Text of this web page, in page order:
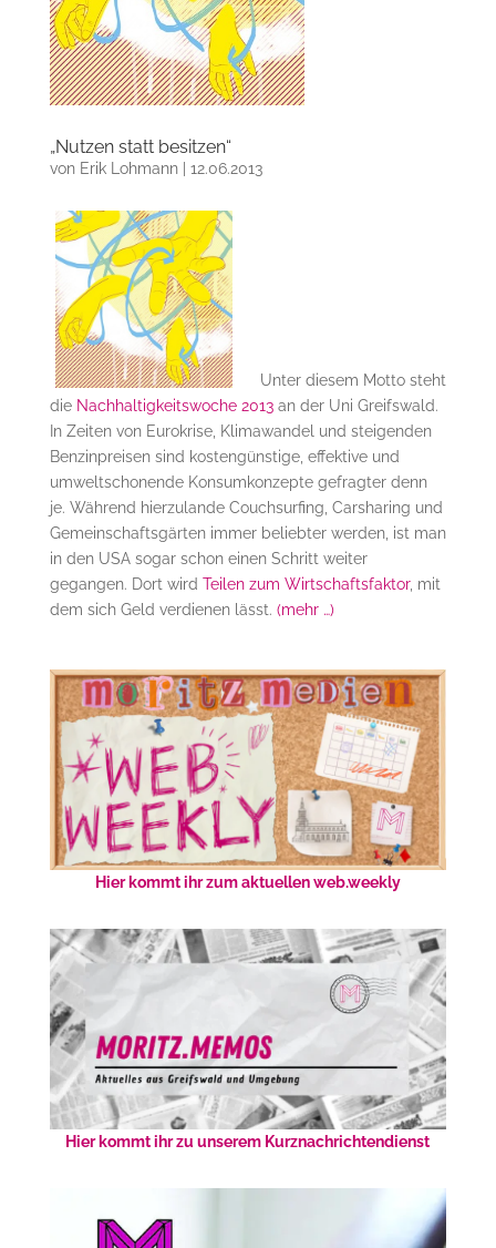
„Nutzen statt besitzen“
von Erik Lohmann| 12.06.2013
Unter diesem Motto steht
die Nachhaltigkeitswoche 2013an der Uni Greifswald.
In Zeiten von Eurokrise, Klimawandel und steigenden
Benzinpreisen sind kostengünstige, effektive und
umweltschonende Konsumkonzepte gefragter denn
je. Während hierzulande Couchsurfing, Carsharing und
Gemeinschaftsgärten immer beliebter werden, ist man
in den USA sogar schon einen Schritt weiter
gegangen. Dort wird Teilen zum Wirtschaftsfaktor, mit
dem sich Geld verdienen lässt. (mehr …)
Hier kommt ihr zum aktuellen web.weekly
Hier kommt ihr zu unserem Kurznachrichtendienst